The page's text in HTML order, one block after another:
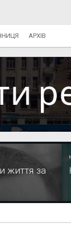
АРХІВ
життя за